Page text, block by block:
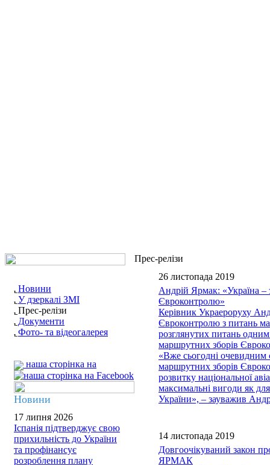
Новини
У дзеркалі ЗМІ
Прес-релізи
Документи
Фото- та відеогалерея
наша сторінка на
Новини
17 липня 2026
Іспанія підтверджує свою
прихильність до України
та профінансує
розроблення плану
Прес-релізи
26 листопада 2019
Андрій Ярмак: «Україна –
Євроконтролю»
Керівник Украероруху
Євроконтролю з питань
розглянутих питань одним
маршрутних зборів
«Вже сьогодні очевидним
маршрутних зборів
розвитку національної
максимальні вигоди як
України», – зауважив
14 листопада 2019
Довгоочікуваний закон
ЯРМАК